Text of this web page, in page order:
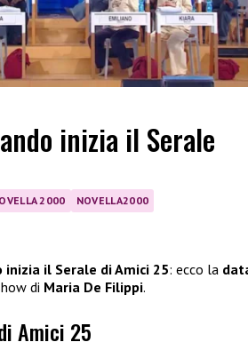
inizia il Serale
2000 NOVELLA2000
inizia il Serale di Amici 25: ecco la
di Maria De Filippi.
Amici 25